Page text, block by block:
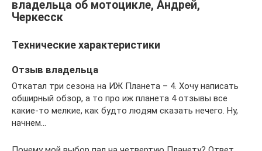
владельца об мотоцикле, Андрей,
Черкесск
Технические характеристики
Отзыв владельца
Откатал три сезона на ИЖ Планета – 4. Хочу написать
обширный обзор, а то про иж планета 4 отзывы все
какие-то мелкие, как будто людям сказать нечего. Ну,
начнем…